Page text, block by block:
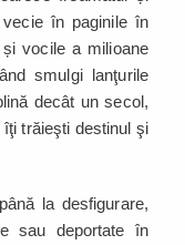
în paginile în
vocile a milioane
smulgi lanţurile
decât un secol,
trăieşti destinul şi
la desfigurare,
sau deportate în